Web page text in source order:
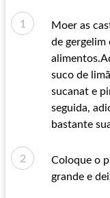
Moer as
de gergelim
suco de
sucanat e
seguida,
bastante
Coloque o
grande e